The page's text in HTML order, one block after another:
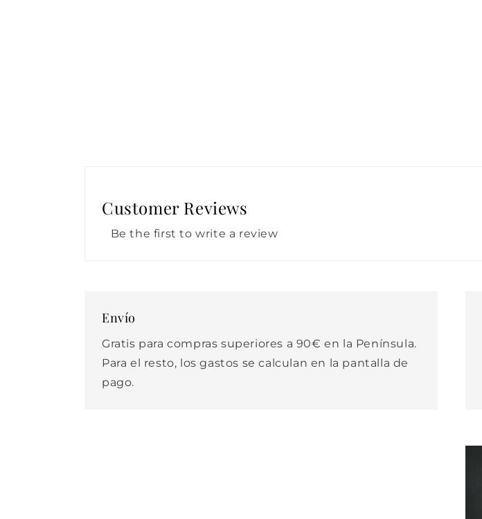
Customer Reviews
Be the first to write a review
Envío
Gratis para compras superiores a 90€ en la Península.
Para el resto, los gastos se calculan en la pantalla de
pago.